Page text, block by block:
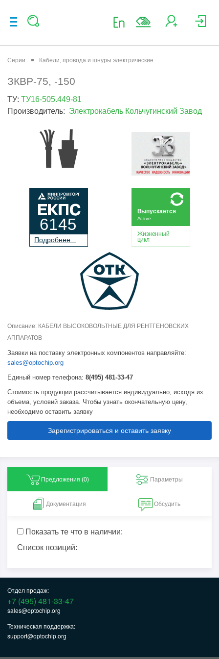
Серии Кабели, провода и шнуры электрические
ЗКВР-75, -150
ТУ: ТУ16-505.449-81
Производитель: Электрокабель Кольчугинский Завод
Подробнее...
6145
Жизненный
цикл
Active
Выпускается
Описание: КАБЕЛИ ВЫСОКОВОЛЬТНЫЕ ДЛЯ РЕНТГЕНОВСКИХ
АППАРАТОВ
Заявки на поставку электронных компонентов направляйте:
sales@optochip.org
Единый номер телефона: 8(495) 481-33-47
Стоимость продукции рассчитывается индивидуально, исходя из
объема, условий заказа. Чтобы узнать окончательную цену,
необходимо оставить заявку
Зарегистрироваться и оставить заявку
Предложения (0) Параметры
Документация Обсудить
Показать те что в наличии:
Список позиций:
Отдел продаж:
+7 (495) 481-33-47
sales@optochip.org
Техническая поддержка:
support@optochip.org